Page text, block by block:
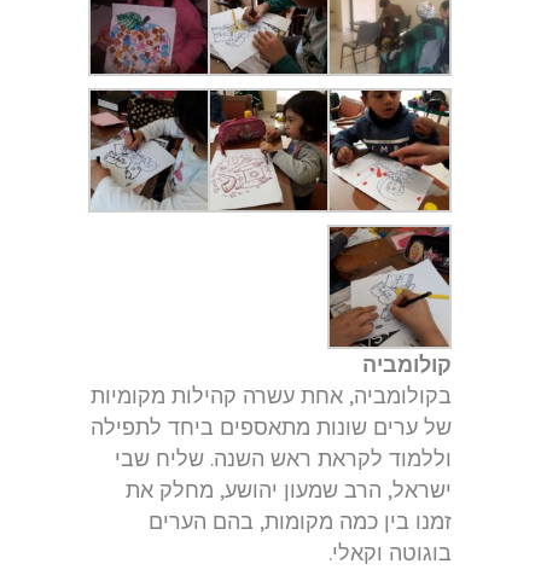
קולומביה
בקולומביה, אחת עשרה קהילות מקומיות
של ערים שונות מתאספים ביחד לתפילה
וללמוד לקראת ראש השנה. שליח שבי
ישראל, הרב שמעון יהושע, מחלק את
זמנו בין כמה מקומות, בהם הערים
בוגוטה וקאלי.